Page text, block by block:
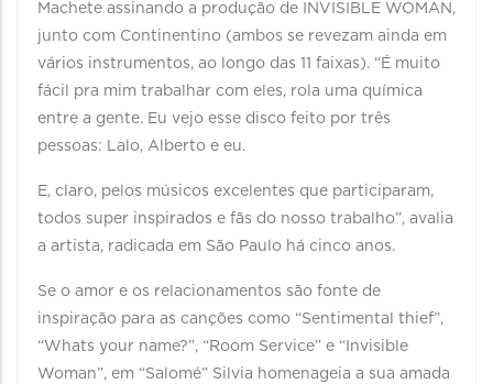
Machete assinando a produção de INVISIBLE WOMAN,
junto com Continentino (ambos se revezam ainda em
vários instrumentos, ao longo das 11 faixas). “É muito
fácil pra mim trabalhar com eles, rola uma química
entre a gente. Eu vejo esse disco feito por três
pessoas: Lalo, Alberto e eu.
E, claro, pelos músicos excelentes que participaram,
todos super inspirados e fãs do nosso trabalho”, avalia
a artista, radicada em São Paulo há cinco anos.
Se o amor e os relacionamentos são fonte de
inspiração para as canções como “Sentimental thief”,
“Whats your name?”, “Room Service” e “Invisible
Woman”, em “Salomé” Silvia homenageia a sua amada